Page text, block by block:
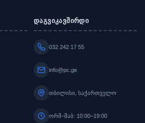
დაგვიკავშირდი
032 242 17 55
info@pc.ge
თბილისი, საქართველო
ორშ–შაბ: 10:00–19:00